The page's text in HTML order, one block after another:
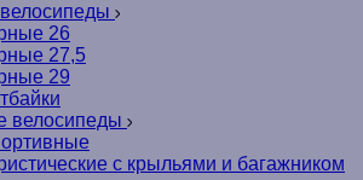
26
27,5
29
велосипеды
с крыльями и багажником